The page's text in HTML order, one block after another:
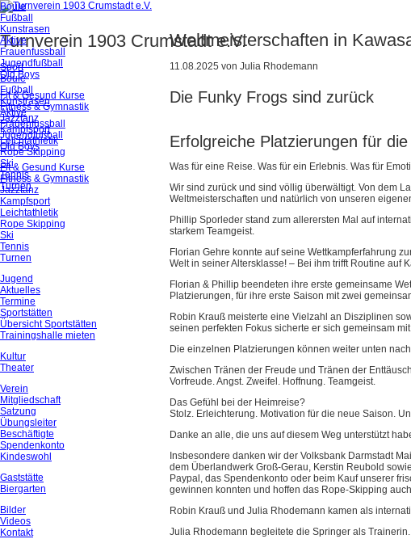
Turnverein 1903 Crumstadt e.V.
Sport
Boule
Fußball
Kunstrasen
Aktive
Frauenfussball
Jugendfußball
Old Boys
Fit & Gesund Kurse
Fitness & Gymnastik
Jazztanz
Kampfsport
Leichtathletik
Rope Skipping
Ski
Tennis
Turnen
Jugend
Aktuelles
Termine
Sportstätten
Übersicht Sportstätten
Trainingshalle mieten
Kultur
Theater
Verein
Mitgliedschaft
Satzung
Übungsleiter
Beschäftigte
Spendenkonto
Kindeswohl
Gaststätte
Biergarten
Bilder
Videos
Kontakt
Weltmeisterschaften in
11.08.2025 von Julia Rhodemann
Die Funky Frogs sind zurück
Erfolgreiche Platzierungen für
Was für eine Reise. Was für ein Erlebnis. Was für
Wir sind zurück und sind völlig überwältigt. Von dem
Weltmeisterschaften und natürlich von unseren
Phillip Sporleder stand zum allerersten Mal auf
starkem Teamgeist.
Florian Gehre konnte auf seine Wettkampferfahrung
Welt in seiner Altersklasse! – Bei ihm trifft Routine auf
Florian & Phillip beendeten ihre erste gemeinsame
Platzierungen, für ihre erste Saison mit zwei
Robin Krauß meisterte eine Vielzahl an Disziplinen
seinen perfekten Fokus sicherte er sich gemeinsam
Die einzelnen Platzierungen können weiter unten
Zwischen Tränen der Freude und Tränen der
Vorfreude. Angst. Zweifel. Hoffnung. Teamgeist.
Das Gefühl bei der Heimreise?
Stolz. Erleichterung. Motivation für die neue Saison.
Danke an alle, die uns auf diesem Weg unterstützt
Insbesondere danken wir der Volksbank Darmstadt
dem Überlandwerk Groß-Gerau, Kerstin Reubold
Paypal, das Spendenkonto oder beim Kauf unserer
gewinnen konnten und hoffen das Rope-Skipping
Robin Krauß und Julia Rhodemann kamen als
Julia Rhodemann begleitete die Springer als Trainerin.
Boule
Fußball
Kunstrasen
Aktive
Frauenfussball
Jugendfußball
Old Boys
Fit & Gesund Kurse
Fitness & Gymnastik
Jazztanz
Kampfsport
Leichtathletik
Rope Skipping
Ski
Tennis
Turnen